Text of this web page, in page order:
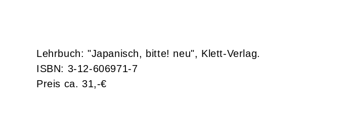
Lehrbuch: "Japanisch, bitte! neu", Klett-Verlag.
ISBN: 3-12-606971-7
Preis ca. 31,-€